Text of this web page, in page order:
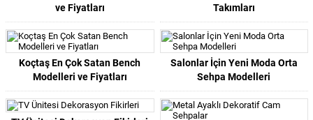
ve Fiyatları
Takımları
Koçtaş En Çok Satan Bench
Modelleri ve Fiyatları
Salonlar İçin Yeni Moda Orta
Sehpa Modelleri